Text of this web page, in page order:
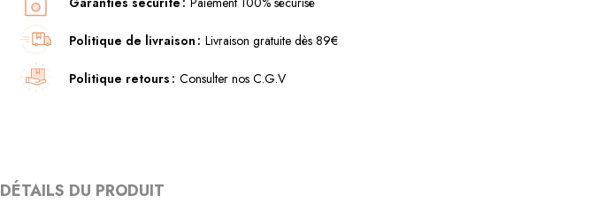
Politique de livraison Livraison gratuite dès 89€
Politique retours Consulter nos C.G.V
DÉTAILS DU PRODUIT